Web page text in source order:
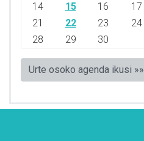
14
15 16 17
21
22 23 24
28
29 30
Urte osoko agenda ikusi »»